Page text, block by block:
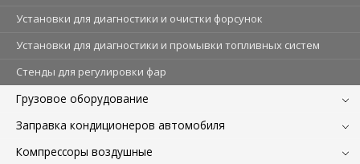
Установки для диагностики и очистки форсунок
Установки для диагностики и промывки топливных систем
Стенды для регулировки фар
Грузовое оборудование
Заправка кондиционеров автомобиля
Компрессоры воздушные